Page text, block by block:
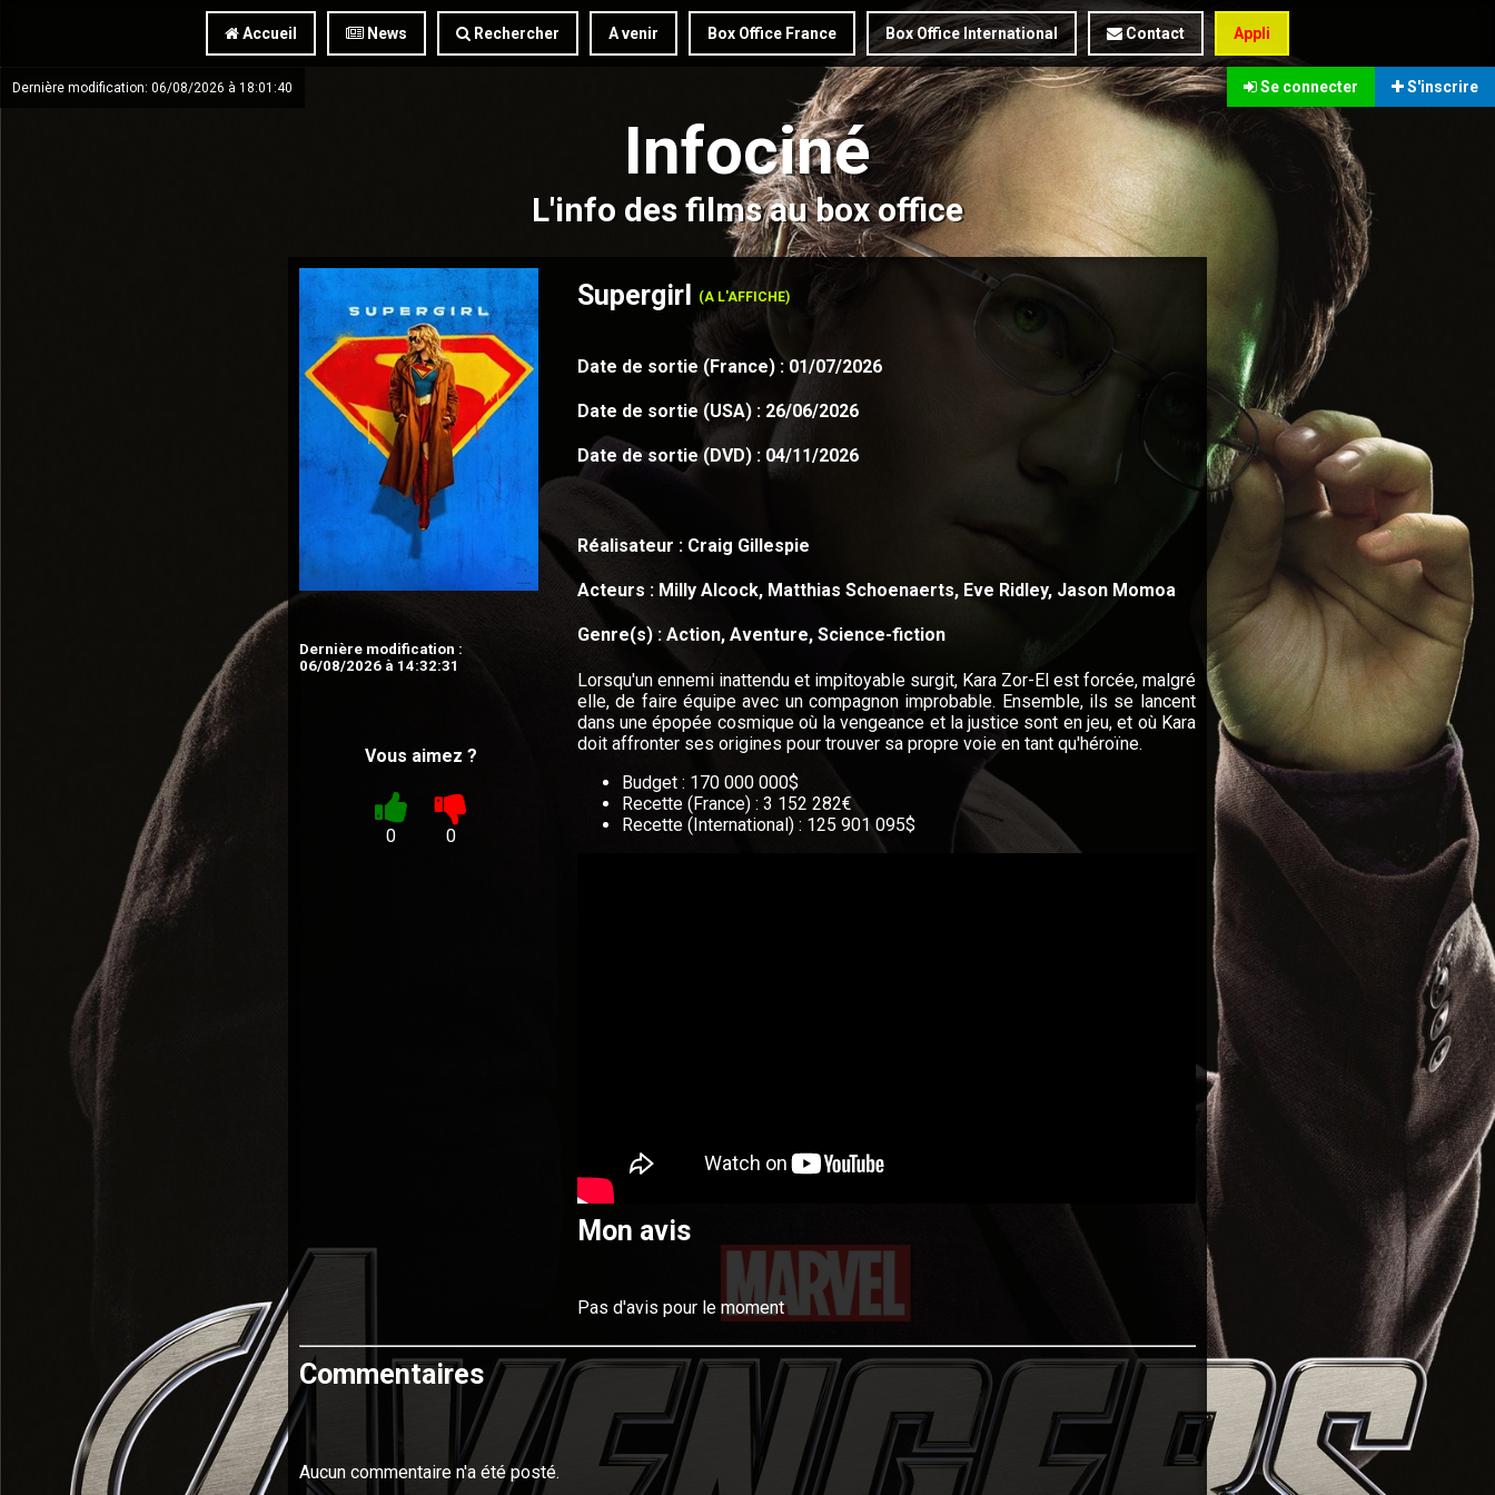
Accueil News Rechercher A venir Box Office France Box Office International Contact Appli
Se connecter S'inscrire
Dernière modification: 06/08/2026 à 18:01:40
Infociné
L'info des films au box office
Dernière modification :
06/08/2026 à 14:32:31
Vous aimez ?
0 0
Supergirl (A L'AFFICHE)
Date de sortie (France) : 01/07/2026
Date de sortie (USA) : 26/06/2026
Date de sortie (DVD) : 04/11/2026
Réalisateur : Craig Gillespie
Acteurs : Milly Alcock, Matthias Schoenaerts, Eve Ridley, Jason Momoa
Genre(s) : Action, Aventure, Science-fiction
Lorsqu'un ennemi inattendu et impitoyable surgit, Kara Zor-El est forcée, malgré
elle, de faire équipe avec un compagnon improbable. Ensemble, ils se lancent
dans une épopée cosmique où la vengeance et la justice sont en jeu, et où Kara
doit affronter ses origines pour trouver sa propre voie en tant qu'héroïne.
Budget : 170 000 000$
Recette (France) : 3 152 282€
Recette (International) : 125 901 095$
Mon avis
Pas d'avis pour le moment
Commentaires
Aucun commentaire n'a été posté.